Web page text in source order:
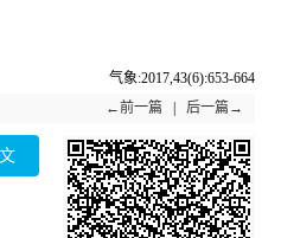
气象:2017,43(6):653-664
←前一篇 后一篇→